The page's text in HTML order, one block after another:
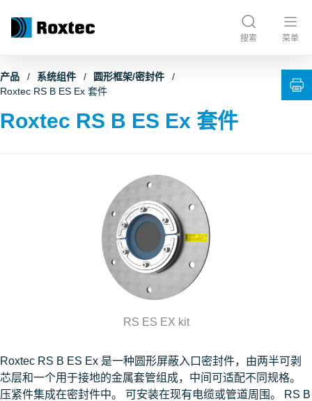
搜索 菜单
产品 系统组件
圆形框架/密封件
Roxtec RS B ES Ex 套件
Roxtec RS B ES Ex 套件
Roxtec RS B ES Ex 是一种圆形屏蔽入口密封件，由两半可剥
芯层和一个用于接地的金属套管组成，中间可适配不同规格。
压紧件集成在密封件中。 可安装在现有电缆或管道周围。 RS B
RS ES EX kit